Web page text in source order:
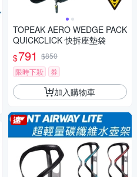
TOPEAK AERO WEDGE PACK
QUICKCLICK 快拆座墊袋
$791 $850
限時下殺
券
加入購物車